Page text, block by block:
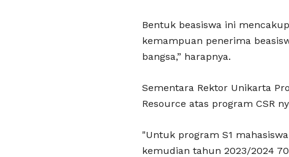
Bentuk beasiswa ini
kemampuan penerima
bangsa,” harapnya.
Sementara Rektor Unikarta
Resource atas program CSR
"Untuk program S1
kemudian tahun 2023/2024